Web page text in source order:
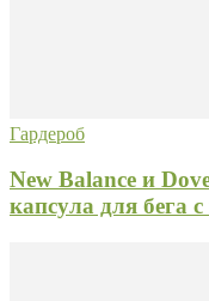
Гардероб
New Balance и
капсула для бега